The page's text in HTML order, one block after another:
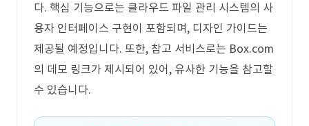
다. 핵심 기능으로는 클라우드 파일 관리 시스템의 사
용자 인터페이스 구현이 포함되며, 디자인 가이드는
제공될 예정입니다. 또한, 참고 서비스로는 Box.com
의 데모 링크가 제시되어 있어, 유사한 기능을 참고할
수 있습니다.